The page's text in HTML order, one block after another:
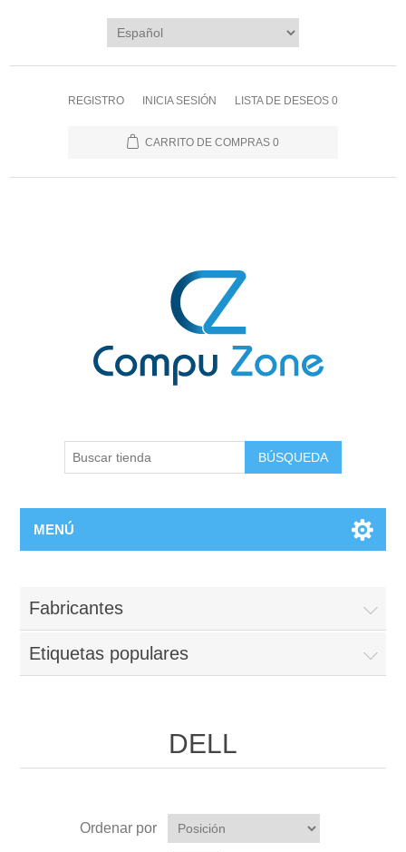
REGISTRO INICIA SESIÓN LISTA DE DESEOS 0
CARRITO DE COMPRAS 0
BÚSQUEDA
MENÚ
Fabricantes
Etiquetas populares
DELL
Ordenar por